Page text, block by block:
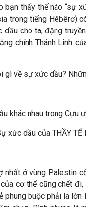
bạn thấy thế nào “sự
trong tiếng Hêbêrơ)
cho ta, đặng
chính Thánh Linh
gì về sự xức dầu?
khác nhau trong Cựu
xức dầu của THẦY
nhất ở vùng Palestin
cơ thể cũng chết
phung buộc phải la